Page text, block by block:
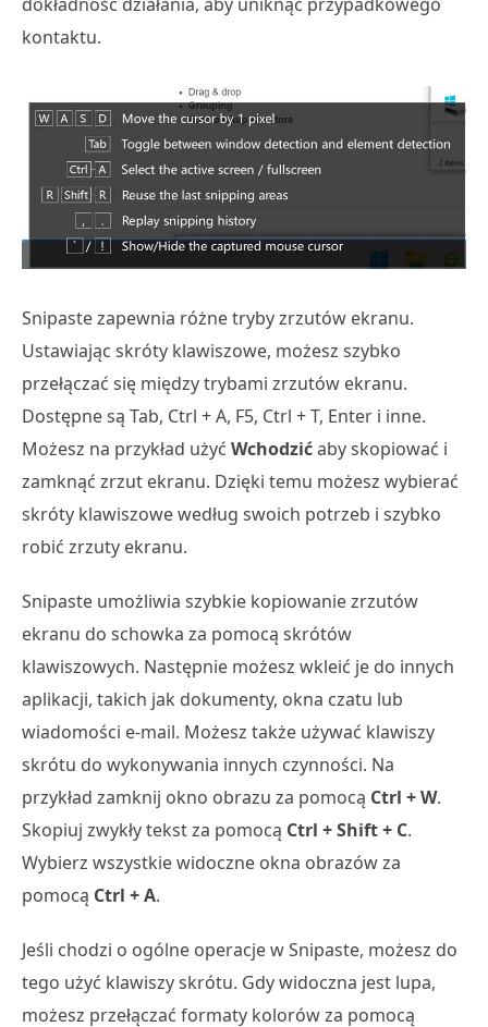
kontaktu.
Snipaste zapewnia różne tryby zrzutów ekranu.
Ustawiając skróty klawiszowe, możesz szybko
przełączać się między trybami zrzutów ekranu.
Dostępne są Tab, Ctrl + A, F5, Ctrl + T, Enter i inne.
Możesz na przykład użyć Wchodzićaby skopiować i
zamknąć zrzut ekranu. Dzięki temu możesz wybierać
skróty klawiszowe według swoich potrzeb i szybko
robić zrzuty ekranu.
Snipaste umożliwia szybkie kopiowanie zrzutów
ekranu do schowka za pomocą skrótów
klawiszowych. Następnie możesz wkleić je do innych
aplikacji, takich jak dokumenty, okna czatu lub
wiadomości e-mail. Możesz także używać klawiszy
skrótu do wykonywania innych czynności. Na
przykład zamknij okno obrazu za pomocą Ctrl + W.
Skopiuj zwykły tekst za pomocą Ctrl + Shift + C.
Wybierz wszystkie widoczne okna obrazów za
pomocą Ctrl + A.
Jeśli chodzi o ogólne operacje w Snipaste, możesz do
tego użyć klawiszy skrótu. Gdy widoczna jest lupa,
możesz przełączać formaty kolorów za pomocą